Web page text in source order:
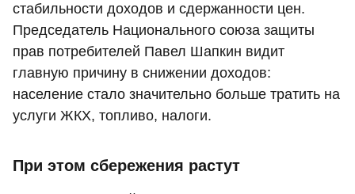
стабильности доходов и сдержанности цен.
Председатель Национального союза защиты
прав потребителей Павел Шапкин видит
главную причину в снижении доходов:
население стало значительно больше тратить на
услуги ЖКХ, топливо, налоги.
При этом сбережения растут